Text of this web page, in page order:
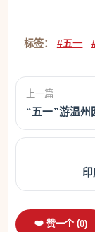
标签： #五一
上一篇
“五一”游温
❤️ 赞一个 (0)